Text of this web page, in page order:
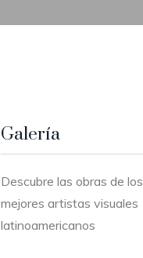
Galería
Descubre las obras de los
mejores artistas visuales
latinoamericanos